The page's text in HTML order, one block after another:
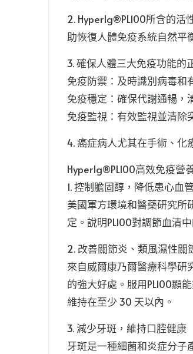
2. HyperIg®️PL100所含的
助恢復人體免疫系統自然平
3. 確保人體三大免疫功能的
免疫防禦：及時識別病毒和
免疫穩定：確保代謝通暢，
免疫監視：有效監視並清除
4. 癌症病人尤其在手術、化
HyperIg®️PL100高效免疫營
1. 控制膽固醇，降低患心血
美國軍方環境和醫藥研究所
定。說明PL100對調節血清
2. 改善關節炎、類風濕性關
來自威爾康乃爾醫療科學
的強大好處。服用PL100顯
維持在至少 30 天以內。
3. 減少牙斑，維持口腔健康
牙斑是一種細菌和炎症分子